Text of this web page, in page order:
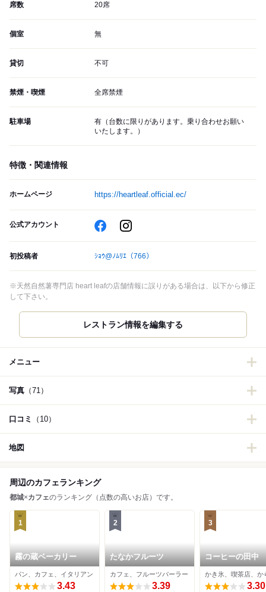
席数 20席
個室 無
貸切 不可
禁煙・喫煙 全席禁煙
駐車場
有（台数に限りがあります。乗り合わせお願い
いたします。）
特徴・関連情報
ホームページ https://heartleaf.official.ec/
公式アカウント
初投稿者 ｼｮｳ@ﾉﾑﾘｴ （766）
※天然自然薯専門店 heart leafの店舗情報に誤りがある場合は、以下から修正
して下さい。
レストラン情報を編集する
メニュー
写真 （71）
口コミ （10）
地図
周辺のカフェランキング
都城×カフェのランキング（点数の高いお店）です。
1
霧の蔵ベーカリー
パン、カフェ、イタリアン
3.43
2
たなかフルーツ
カフェ、フルーツパーラー
3.39
3
コーヒーの田中
かき氷、喫茶店、か
3.30